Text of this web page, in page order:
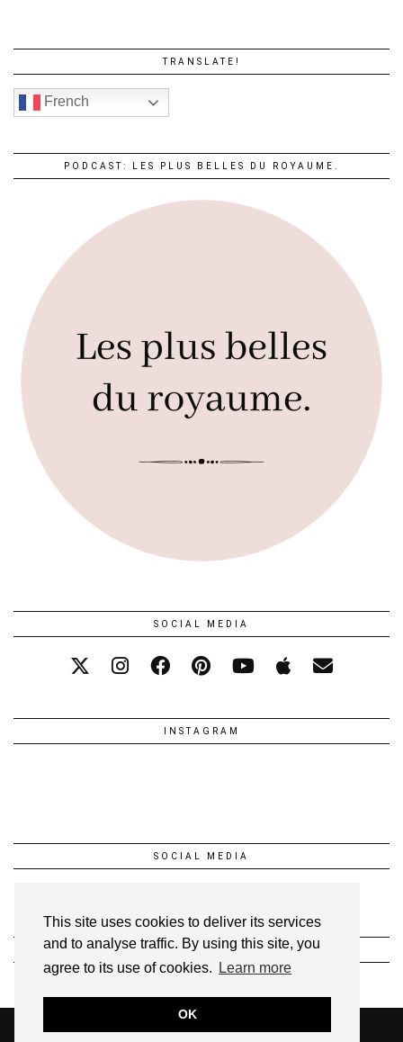
This site uses cookies to deliver its services
and to analyse traffic. By using this site, you
agree to its use of cookies.
Learn more
OK
TRANSLATE!
French
PODCAST: LES PLUS BELLES DU ROYAUME.
SOCIAL MEDIA
INSTAGRAM
SOCIAL MEDIA
INSTAGRAM @1FEEDANSLESETOILES